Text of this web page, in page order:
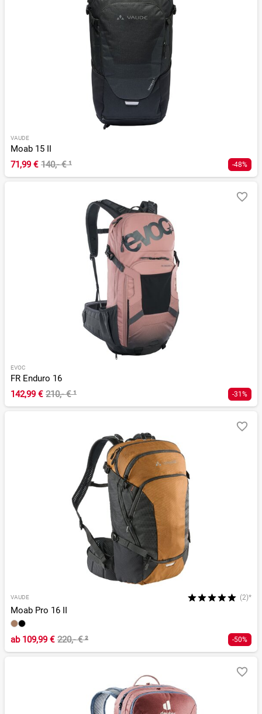
VAUDE
Moab 15 II
71,99 € 140,- €¹ -48%
EVOC
FR Enduro 16
142,99 € 210,- €¹ -31%
VAUDE (2)*
Moab Pro 16 II
ab109,99 € 220,- €² -50%